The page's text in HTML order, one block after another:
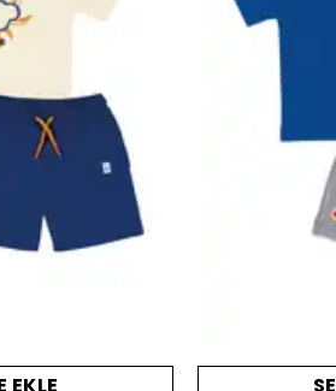
siparişleriniz
kargolanır.
siparişleriniz ertesi iş günü kargoya
illere kargoya verildikten
uzaktaki illere 2 iş günü içinde
ve Aras Kargo ile
EKLE